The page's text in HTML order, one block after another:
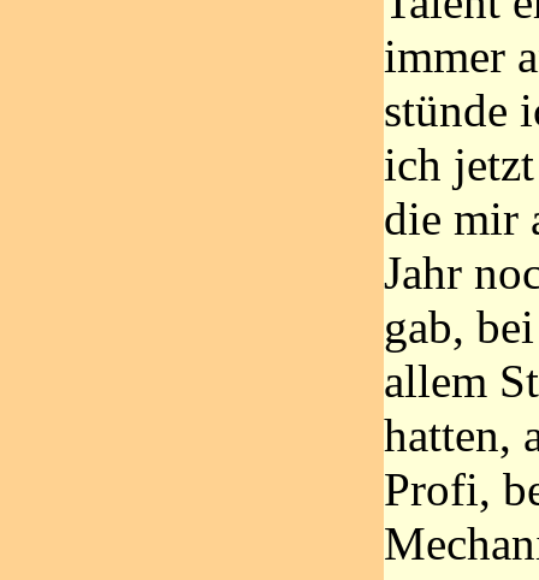
immer
stünde
ich
die mir
Jahr
gab,
allem
hatten,
Profi,